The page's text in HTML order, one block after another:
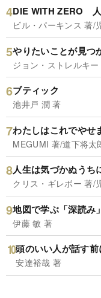
DIE WITH ZERO
ビル・パーキンス 著/
やりたいことが見つ
ジョン・ストレルキ
ブティック
池井戸 潤 著
わたしはこれでやせ
MEGUMI 著/道下将太
人生は気づかぬうち
クリス・ギレボー 著/
地図で学ぶ「深読み
伊藤 敏 著
頭のいい人が話す
安達裕哉 著